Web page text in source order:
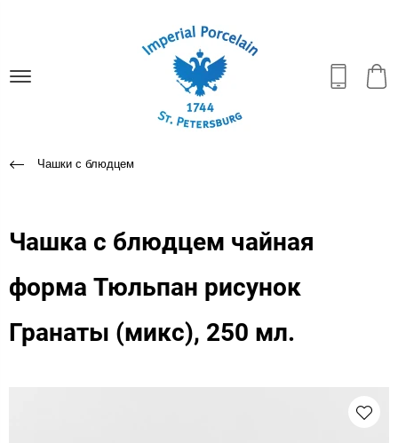
Чашки с блюдцем
Чашка с блюдцем чайная
форма Тюльпан рисунок
Гранаты (микс), 250 мл.